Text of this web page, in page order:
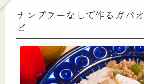
ナンプラーなしで作るガパ
ピ